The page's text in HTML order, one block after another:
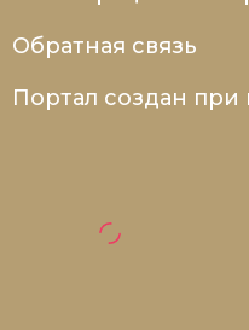
Обратная связь
Портал создан